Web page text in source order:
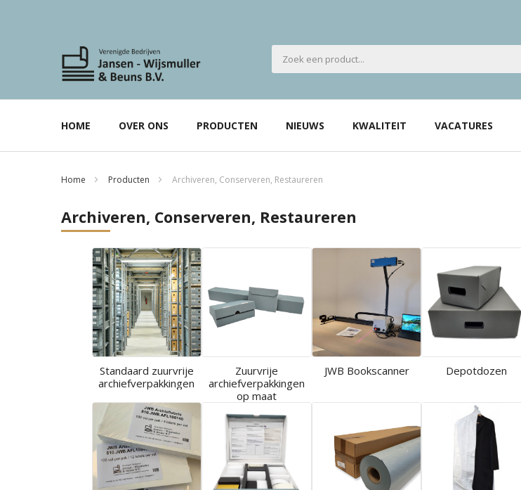
HOME OVER ONS PRODUCTEN NIEUWS KWALITEIT VACATURES
Home Producten Archiveren, Conserveren, Restaureren
Archiveren, Conserveren, Restaureren
Standaard zuurvrije
archiefverpakkingen
Zuurvrije
archiefverpakkingen
op maat
JWB Bookscanner Depotdozen